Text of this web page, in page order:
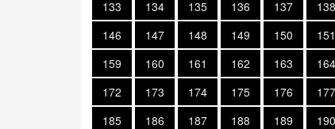
133
134 135 136 137 138
146
147 148 149 150 151
159
160 161 162 163 164
172
173 174 175 176 177
185
186 187 188 189 190